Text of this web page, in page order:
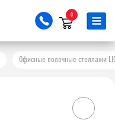
0
Офисные полочные стеллажи